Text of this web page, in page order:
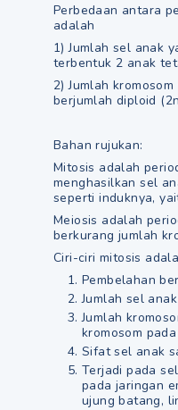
Perbedaan antara
adalah
1) Jumlah sel anak
terbentuk 2 anak
2) Jumlah
berjumlah diploid
Bahan rujukan:
Mitosis adalah
menghasilkan sel
seperti induknya,
Meiosis adalah
berkurang jumlah
Ciri-ciri mitosis
Pembelahan
Jumlah sel
Jumlah
kromosom
Sifat sel anak
Terjadi pada
pada jaringan
ujung batang,